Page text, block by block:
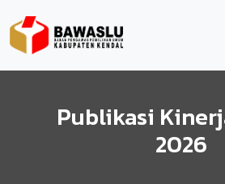
Publikasi
2026